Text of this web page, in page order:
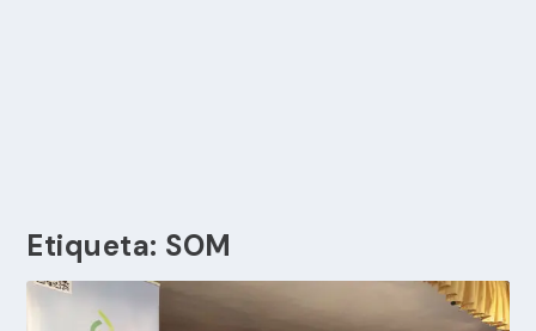
Etiqueta: SOM